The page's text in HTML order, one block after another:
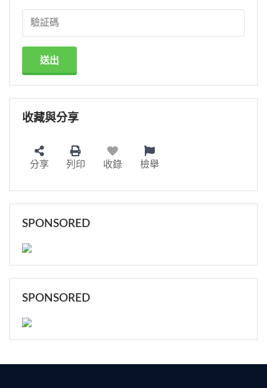
送出
收藏與分享
分享 列印 收錄 檢舉
SPONSORED
SPONSORED